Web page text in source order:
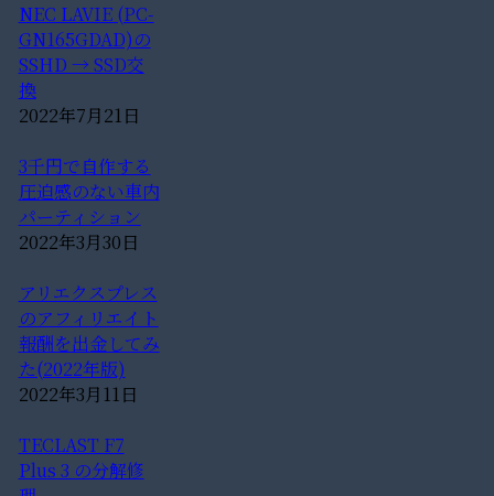
NEC LAVIE (PC-
GN165GDAD)の
SSHD → SSD交
換
2022年7月21日
3千円で自作する
圧迫感のない車内
パーティション
2022年3月30日
アリエクスプレス
のアフィリエイト
報酬を出金してみ
た(2022年版)
2022年3月11日
TECLAST F7
Plus 3 の分解修